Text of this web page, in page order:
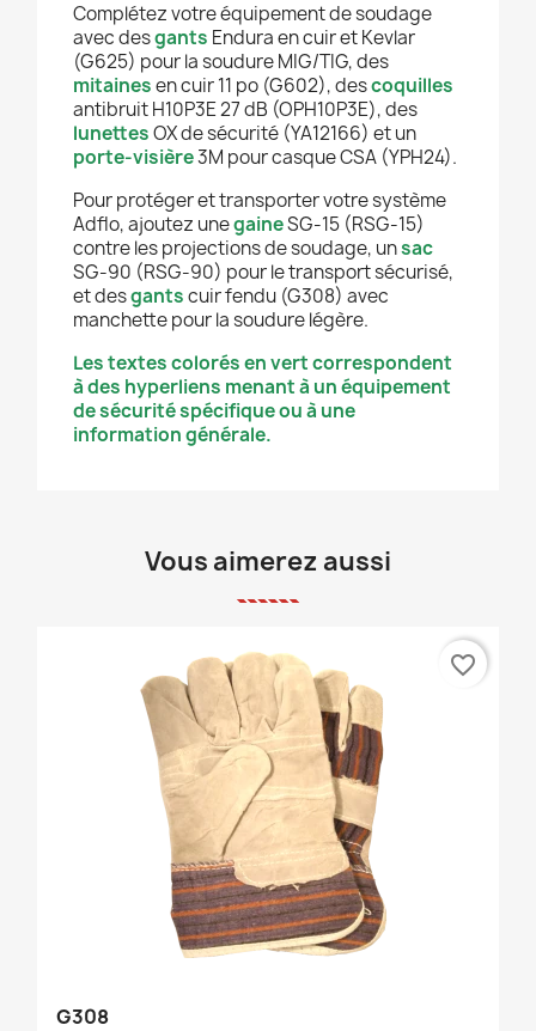
Complétez votre équipement de soudage
avec desgants Endura en cuir et Kevlar
(G625) pour la soudure MIG/TIG, des
mitainesen cuir 11 po (G602), descoquilles
antibruit H10P3E 27 dB (OPH10P3E), des
lunettesOX de sécurité (YA12166) et un
porte-visière3M pour casque CSA (YPH24).
Pour protéger et transporter votre système
Adflo, ajoutez unegaineSG-15 (RSG-15)
contre les projections de soudage, unsac
SG-90 (RSG-90) pour le transport sécurisé,
et desgantscuir fendu (G308) avec
manchette pour la soudure légère.
Les textes colorés en vert correspondent
à des hyperliens menant à un équipement
de sécurité spécifique ou à une
information générale.
Vous aimerez aussi
G308
favorite_border